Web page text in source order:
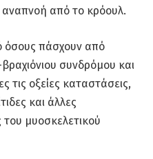
αναπνοή από το κρόουλ.
όσους πάσχουν από
συνδρόμου και
οξείες καταστάσεις,
και άλλες
μυοσκελετικού